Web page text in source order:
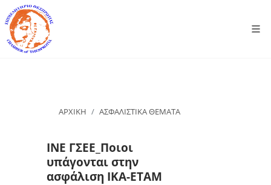
ΑΡΧΙΚΗ ΑΣΦΑΛΙΣΤΙΚΑ ΘΕΜΑΤΑ
ΙΝΕ ΓΣΕΕ_Ποιοι
υπάγονται στην
ασφάλιση ΙΚΑ-ΕΤΑΜ